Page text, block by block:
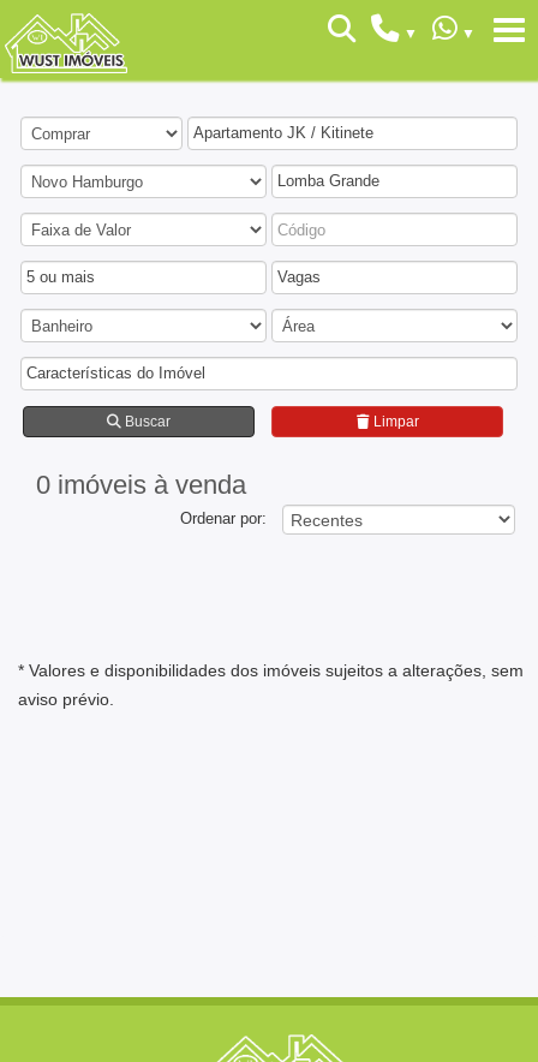
Apartamento JK / Kitinete
Lomba Grande
5 ou mais Vagas
Características do Imóvel
Buscar Limpar
0 imóveis à venda
Ordenar por:
* Valores e disponibilidades dos imóveis sujeitos a alterações, sem
aviso prévio.